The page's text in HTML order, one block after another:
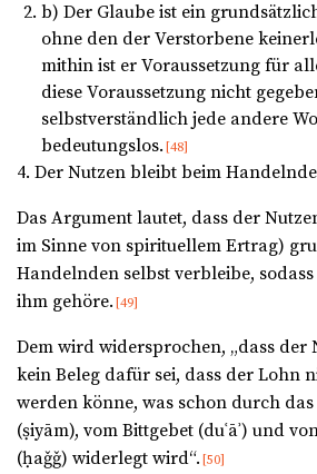
b) Der Glaube ist ein
ohne den der Verstorbene
mithin ist er Voraussetzung für
diese Voraussetzung nicht
selbstverständlich jede andere
bedeutungslos. [48]
4. Der Nutzen bleibt beim
Das Argument lautet, dass der
im Sinne von spirituellem Ertrag)
Handelnden selbst verbleibe,
ihm gehöre. [49]
Dem wird widersprochen, „dass der
kein Beleg dafür sei, dass der Lohn
werden könne, was schon durch das
(ṣiyām), vom Bittgebet (duʿāʾ) und
(ḥaǧǧ) widerlegt wird“. [50]